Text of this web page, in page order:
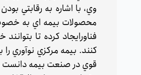
وي، با اشاره به رقابتي
محصولات بيمه اي به خصوص
فناورايجاد كرده تا
كنند. بيمه مركزي نوآوري
قوي در صنعت بيمه دانست و